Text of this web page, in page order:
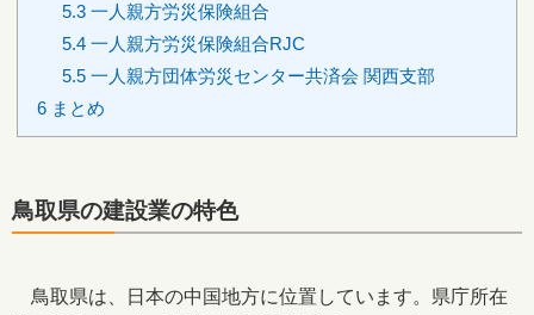
5.3 一人親方労災保険組合
5.4 一人親方労災保険組合RJC
5.5 一人親方団体労災センター共済会 関西支部
6 まとめ
鳥取県の建設業の特色
鳥取県は、日本の中国地方に位置しています。県庁所在